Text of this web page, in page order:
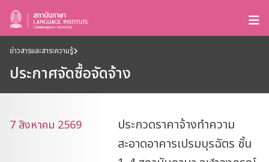
ข่าวสารและสาระความรู้
ประกาศจัดซื้อจัดจ้าง
7 สิงหาคม 2569
ประกวดราคาจ้างทำความ
สะอาดอาคารเปรมบุรฉัตร ชั้น